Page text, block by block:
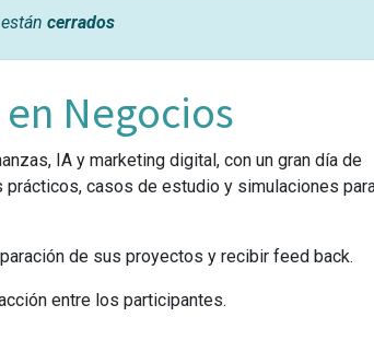
cerrados
Negocios
IA y marketing digital, con un gran día de
casos de estudio y simulaciones
de sus proyectos y recibir feed back.
entre los participantes.